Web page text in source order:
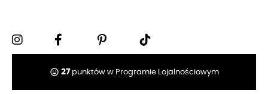
tag_faces 27punktów w Programie Lojalnościowym